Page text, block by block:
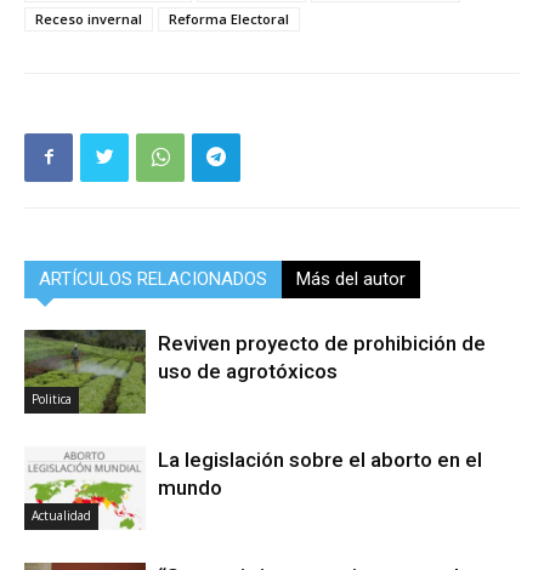
Receso invernal
Reforma Electoral
ARTÍCULOS RELACIONADOS Más del autor
Politica
Reviven proyecto de prohibición de
uso de agrotóxicos
Actualidad
La legislación sobre el aborto en el
mundo